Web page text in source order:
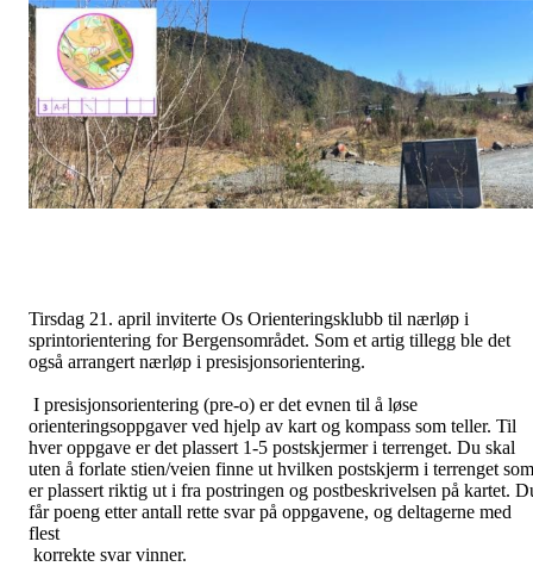
Tirsdag 21. april inviterte Os Orienteringsklubb til nærløp i
sprintorientering for Bergensområdet. Som et artig tillegg ble det
også arrangert nærløp i presisjonsorientering.
I presisjonsorientering (pre-o) er det evnen til å løse
orienteringsoppgaver ved hjelp av kart og kompass som teller. Til
hver oppgave er det plassert 1-5 postskjermer i terrenget. Du skal
uten å forlate stien/veien finne ut hvilken postskjerm i terrenget som
er plassert riktig ut i fra postringen og postbeskrivelsen på kartet.
får poeng etter antall rette svar på oppgavene, og deltagerne med
flest
korrekte svar vinner.